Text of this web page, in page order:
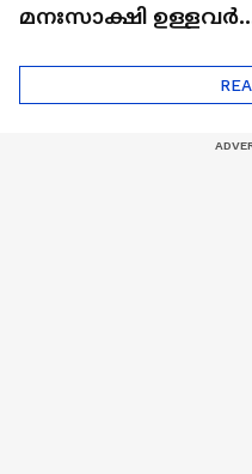
മനഃസാക്ഷി ഉള്ളവർ
പി.സി വിഷ്ണുനാഥ്